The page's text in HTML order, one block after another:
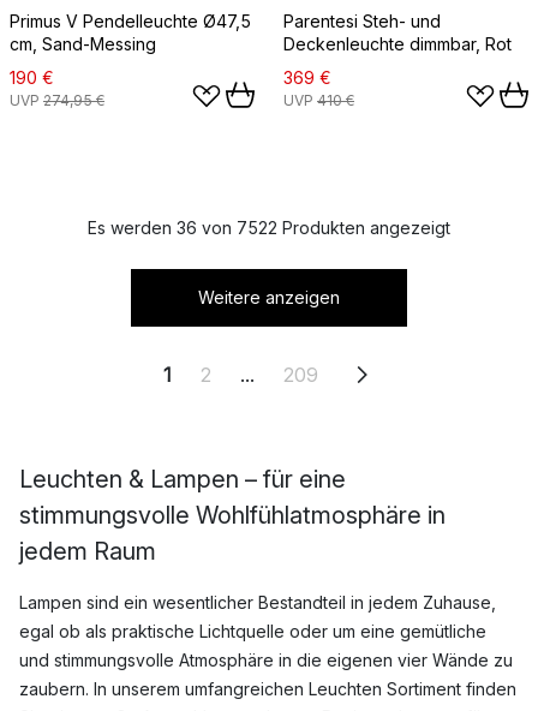
Primus V Pendelleuchte Ø47,5
cm, Sand-Messing
190 €
UVP 274,95 €
Parentesi Steh- und
Deckenleuchte dimmbar, Rot
369 €
UVP 410 €
Es werden 36 von 7522 Produkten angezeigt
Weitere anzeigen
1 2 ... 209
Leuchten & Lampen – für eine
stimmungsvolle Wohlfühlatmosphäre in
jedem Raum
Lampen sind ein wesentlicher Bestandteil in jedem Zuhause,
egal ob als praktische Lichtquelle oder um eine gemütliche
und stimmungsvolle Atmosphäre in die eigenen vier Wände zu
zaubern. In unserem umfangreichen Leuchten Sortiment finden